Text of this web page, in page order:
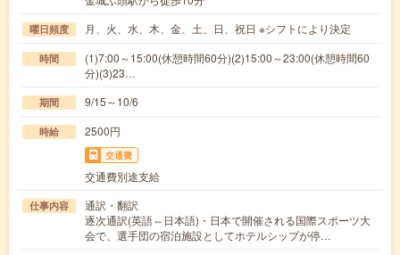
曜日頻度 月、火、水、木、金、土、日、祝日 ※シフトにより決定
時間
(1)7:00～15:00(休憩時間60分)(2)15:00～23:00(休憩時間60
分)(3)23…
期間 9/15～10/6
時給 2500円
交通費
交通費別途支給
仕事内容
通訳・翻訳
逐次通訳(英語⇔日本語)・日本で開催される国際スポーツ大
会で、選手団の宿泊施設としてホテルシップが停…